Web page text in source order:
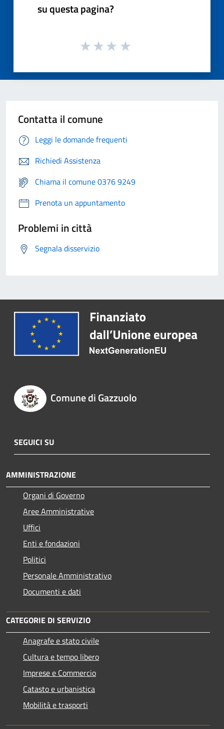
su questa pagina?
Contatta il comune
Leggi le domande frequenti
Richiedi Assistenza
Chiama il comune 0376 9249
Prenota un appuntamento
Problemi in città
Segnala disservizio
Comune di Gazzuolo
SEGUICI SU
AMMINISTRAZIONE
Organi di Governo
Aree Amministrative
Uffici
Enti e fondazioni
Politici
Personale Amministrativo
Documenti e dati
CATEGORIE DI SERVIZIO
Anagrafe e stato civile
Cultura e tempo libero
Imprese e Commercio
Catasto e urbanistica
Mobilità e trasporti